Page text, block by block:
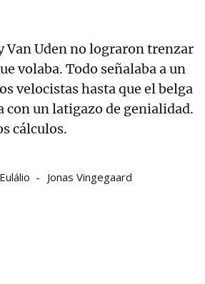
Uden no lograron trenzar
volaba. Todo señalaba a un
velocistas hasta que el belga
con un latigazo de genialidad.
cálculos.
Jonas Vingegaard